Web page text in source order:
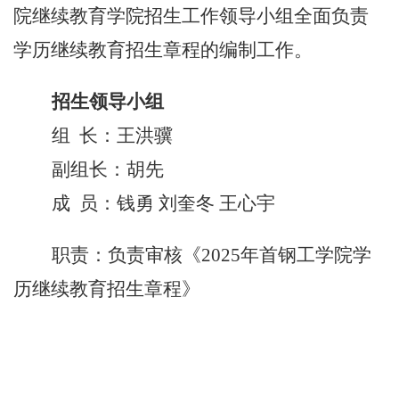
院继续教育学院招生工作领导小组全面负责
学历继续教育招生章程的编制工作。
招生领导小组
组 长： 王洪骥
副组长： 胡先
成
员： 钱勇 刘奎冬 王心宇
职责：负责审核 《2025年首钢工学院学
历继续教育招生章程》